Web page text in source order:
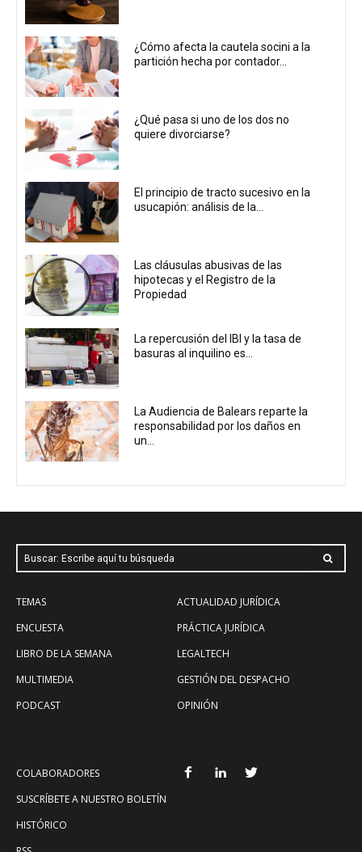
¿Cómo afecta la cautela socini a la
partición hecha por contador...
¿Qué pasa si uno de los dos no
quiere divorciarse?
El principio de tracto sucesivo en la
usucapión: análisis de la...
Las cláusulas abusivas de las
hipotecas y el Registro de la
Propiedad
La repercusión del IBI y la tasa de
basuras al inquilino es...
La Audiencia de Balears reparte la
responsabilidad por los daños en
un...
Buscar: Escribe aquí tu búsqueda
TEMAS
ENCUESTA
LIBRO DE LA SEMANA
MULTIMEDIA
PODCAST
ACTUALIDAD JURÍDICA
PRÁCTICA JURÍDICA
LEGALTECH
GESTIÓN DEL DESPACHO
OPINIÓN
COLABORADORES
SUSCRÍBETE A NUESTRO BOLETÍN
HISTÓRICO